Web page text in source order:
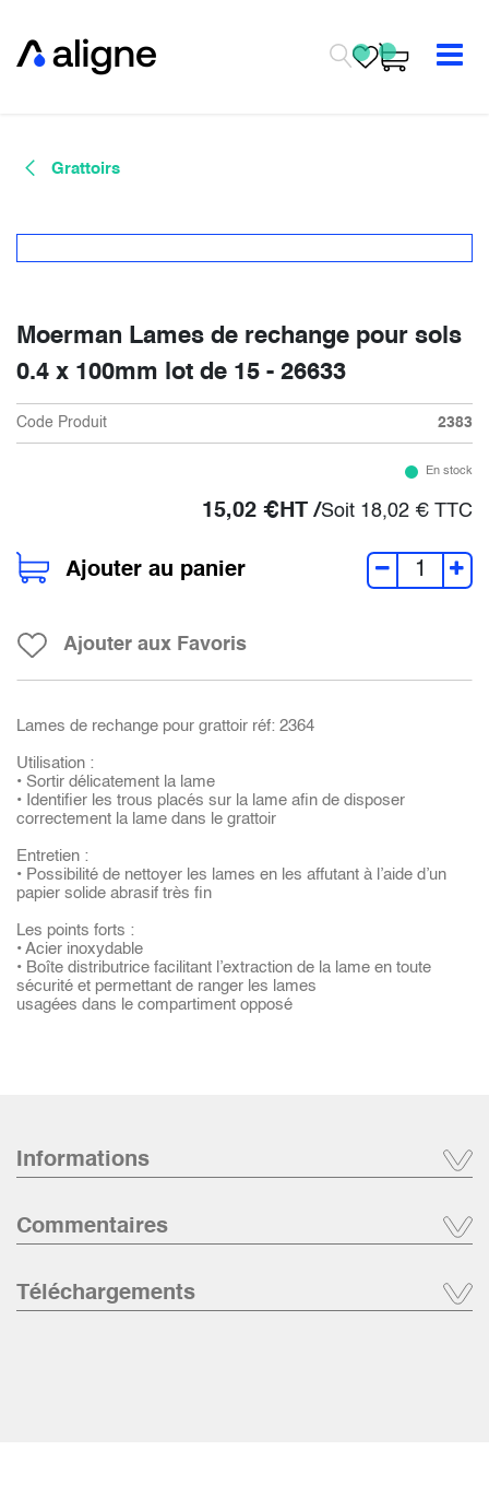
Grattoirs
Moerman Lames de rechange pour sols
0.4 x 100mm lot de 15 - 26633
Code Produit 2383
En stock
15,02 €HT /Soit 18,02 € TTC
Ajouter au panier
Ajouter aux Favoris
Lames de rechange pour grattoir réf: 2364
Utilisation :
• Sortir délicatement la lame
• Identifier les trous placés sur la lame afin de disposer
correctement la lame dans le grattoir
Entretien :
• Possibilité de nettoyer les lames en les affutant à l’aide d’un
papier solide abrasif très fin
Les points forts :
• Acier inoxydable
• Boîte distributrice facilitant l’extraction de la lame en toute
sécurité et permettant de ranger les lames
usagées dans le compartiment opposé
Informations
Commentaires
Téléchargements